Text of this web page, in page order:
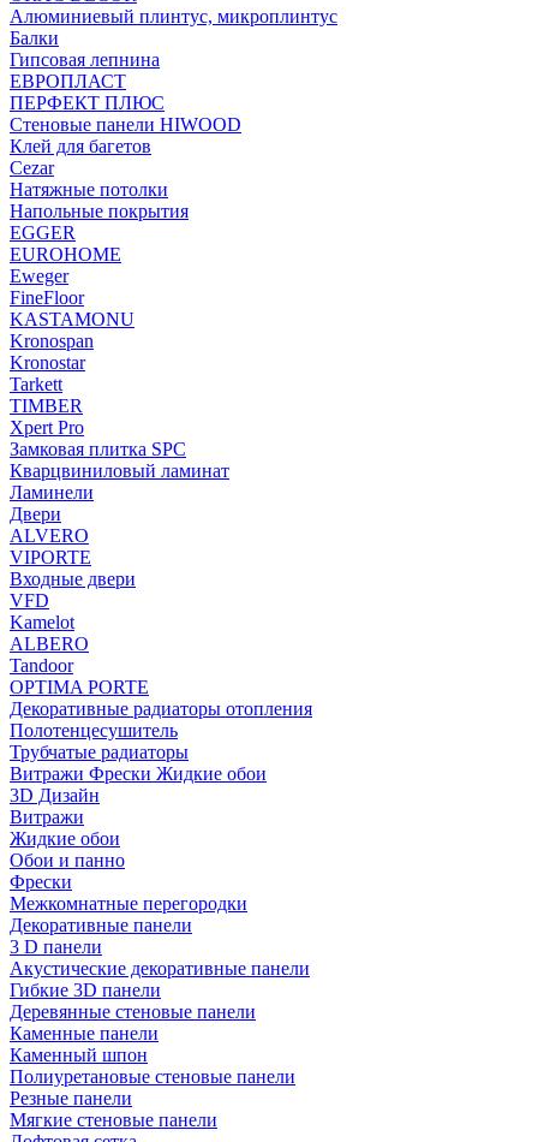
Алюминиевый плинтус, микроплинтус
Балки
Гипсовая лепнина
ЕВРОПЛАСТ
ПЕРФЕКТ ПЛЮС
Стеновые панели HIWOOD
Клей для багетов
Cezar
Натяжные потолки
Напольные покрытия
EGGER
EUROHOME
Eweger
FineFloor
KASTAMONU
Kronospan
Kronostar
Tarkett
TIMBER
Xpert Pro
Замковая плитка SPC
Кварцвиниловый ламинат
Ламинели
Двери
ALVERO
VIPORTE
Входные двери
VFD
Kamelot
ALBERO
Tandoor
OPTIMA PORTE
Декоративные радиаторы отопления
Полотенцесушитель
Трубчатые радиаторы
Витражи Фрески Жидкие обои
3D Дизайн
Витражи
Жидкие обои
Обои и панно
Фрески
Межкомнатные перегородки
Декоративные панели
3 D панели
Акустические декоративные панели
Гибкие 3D панели
Деревянные стеновые панели
Каменные панели
Каменный шпон
Полиуретановые стеновые панели
Резные панели
Мягкие стеновые панели